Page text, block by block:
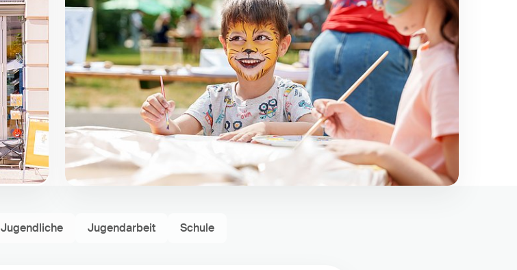
Jugendliche Jugendarbeit Schule